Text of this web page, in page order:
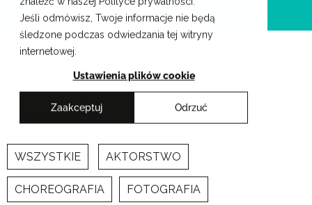
Jeśli odmówisz, Twoje informacje nie będą
śledzone podczas odwiedzania tej witryny
internetowej.
Ustawienia plików cookie
Zaakceptuj Odrzuć
Przejdź
treści
Krakowskie Szkoły Artystyczne
Newsy
WSZYSTKIE AKTORSTWO
CHOREOGRAFIA FOTOGRAFIA